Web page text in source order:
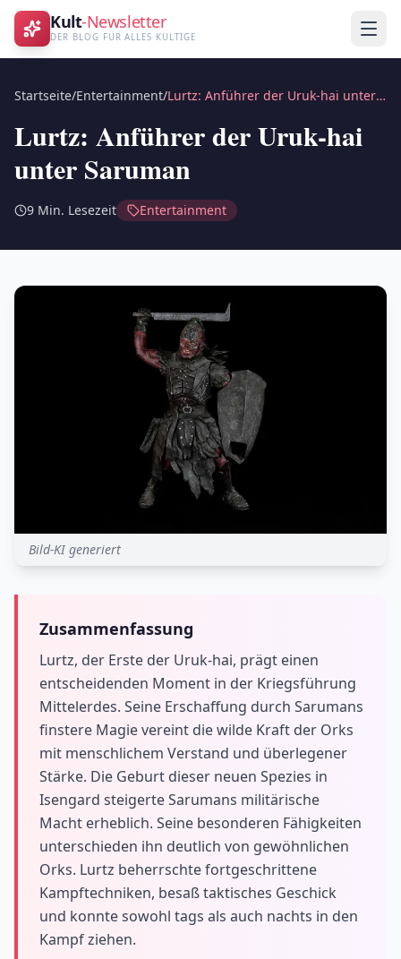
Kult-Newsletter
DER BLOG FÜR ALLES KULTIGE
Startseite/Entertainment/ Lurtz: Anführer der Uruk-hai unter Saruman
Lurtz: Anführer der Uruk-hai
unter Saruman
9 Min. Lesezeit Entertainment
Bild-KI generiert
Zusammenfassung
Lurtz, der Erste der Uruk-hai, prägt einen
entscheidenden Moment in der Kriegsführung
Mittelerdes. Seine Erschaffung durch Sarumans
finstere Magie vereint die wilde Kraft der Orks
mit menschlichem Verstand und überlegener
Stärke. Die Geburt dieser neuen Spezies in
Isengard steigerte Sarumans militärische
Macht erheblich. Seine besonderen Fähigkeiten
unterschieden ihn deutlich von gewöhnlichen
Orks. Lurtz beherrschte fortgeschrittene
Kampftechniken, besaß taktisches Geschick
und konnte sowohl tags als auch nachts in den
Kampf ziehen.